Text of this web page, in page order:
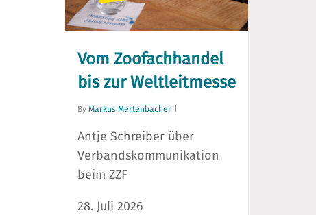
Vom Zoofachhandel
bis zur Weltleitmesse
By Markus Mertenbacher
Antje Schreiber über
Verbandskommunikation
beim ZZF
28. Juli 2026